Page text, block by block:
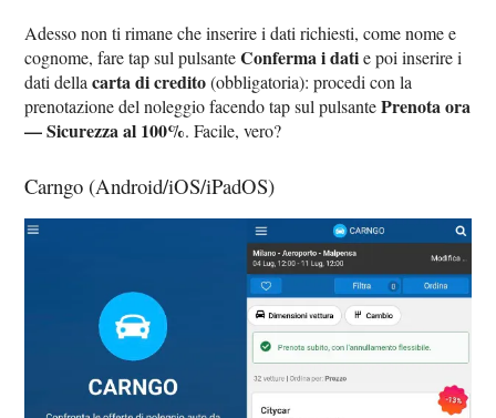
Adesso non ti rimane che inserire i dati richiesti, come nome e
cognome, fare tap sul pulsanteConferma i datie poi inserire i
dati dellacarta di credito(obbligatoria): procedi con la
prenotazione del noleggio facendo tap sul pulsantePrenota ora
— Sicurezza al 100%. Facile, vero?
Carngo (Android/iOS/iPadOS)